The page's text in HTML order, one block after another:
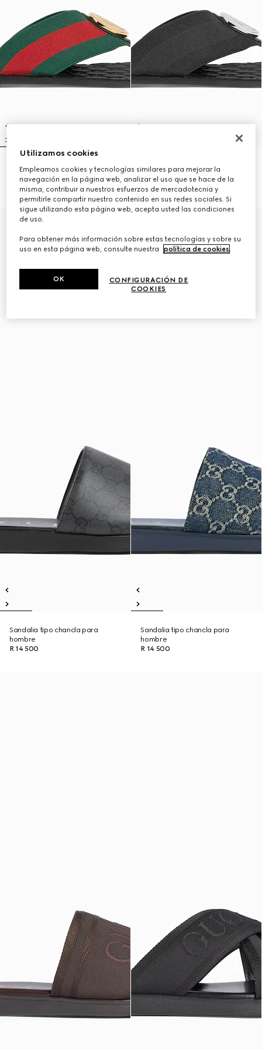
Sandalia de dedo Riviera para
hombre
R 16 000
Sandalia de dedo Riviera para
hombre
R 16 000
Sandalia tipo chancla para
hombre
R 14 500
Sandalia tipo chancla para
hombre
R 14 500
Utilizamos cookies
Empleamos cookies y tecnologías similares para mejorar la
navegación en la página web, analizar el uso que se hace de la
misma, contribuir a nuestros esfuerzos de mercadotecnia y
permitirle compartir nuestro contenido en sus redes sociales. Si
sigue utilizando esta página web, acepta usted las condiciones
de uso.
Para obtener más información sobre estas tecnologías y sobre su
uso en esta página web, consulte nuestra
política de cookies
CONFIGURACIÓN DE
COOKIES
OK